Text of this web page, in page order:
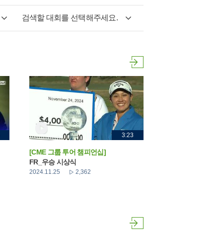
검색할 대회를 선택해주세요.
3:23
[CME 그룹 투어 챔피언십]
FR_우승 시상식
2024.11.25 2,362